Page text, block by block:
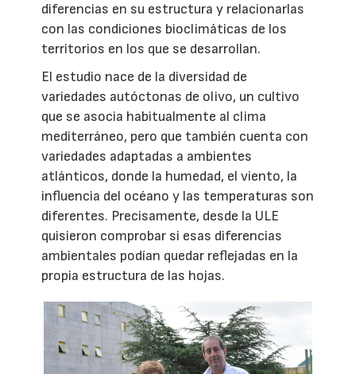
diferencias en su estructura y relacionarlas
con las condiciones bioclimáticas de los
territorios en los que se desarrollan.
El estudio nace de la diversidad de
variedades autóctonas de olivo, un cultivo
que se asocia habitualmente al clima
mediterráneo, pero que también cuenta con
variedades adaptadas a ambientes
atlánticos, donde la humedad, el viento, la
influencia del océano y las temperaturas son
diferentes. Precisamente, desde la ULE
quisieron comprobar si esas diferencias
ambientales podían quedar reflejadas en la
propia estructura de las hojas.